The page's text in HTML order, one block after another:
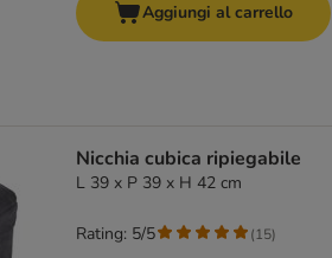
Aggiungi al carrello
Nicchia cubica ripiegabile
L 39 x P 39 x H 42 cm
Rating: 5/5 (15)